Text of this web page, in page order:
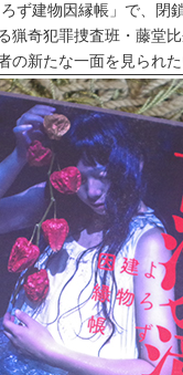
ず建物因縁帳」で、閉
猟奇犯罪捜査班・藤堂
の新たな一面を見られた